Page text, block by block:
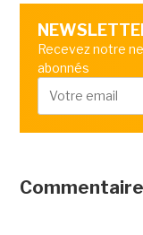
Recevez notre
abonnés
Commentaire